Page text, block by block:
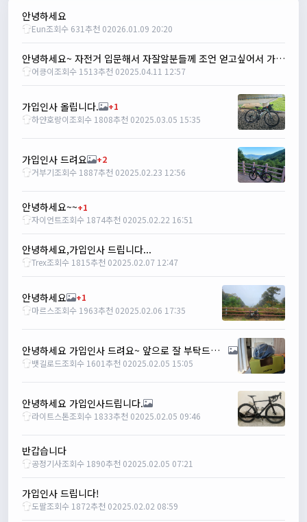
존명12:42:39
명신이13:35:29
안녕하세요
루나워커 20:37:55
좋네요. 이것저것 많이요
열심히타자21:12:34
설연휴인데 날씨가..ㅠㅠ
1/28/2025
명절 행복하게 보내세요~ !!
1/29/2025
2chun09:38:46
명절 잘 보내세요~!
12:33:45
2/1/2025
Leepi08:05:10
좌측 로고(메인 대문) 누르면 홈으로 이동할때 왼쪽으로 가서
눌러야 해서 불편하네요. 가운데에 있거나 빈공간을 눌러도
메인으로 이동하게 해주실수 있나요>?
2/3/2025
한번 확인해보겠습니다 :)
너무 추워요
2/10/2025
부두게이 BRBR09:54:20
잔차나라 화이팅!!
안녕하세요
Eun조회수 631추천 02026.01.09 20:20
안녕하세요~ 자전거 입문해서 자잘알분들께 조언 얻고싶어서 가입했습니다!
어킁이조회수 1513추천 02025.04.11 12:57
가입인사 올립니다.
+1
하얀호랑이조회수 1808추천 02025.03.05 15:35
가입인사 드려요
+2
거부기조회수 1887추천 02025.02.23 12:56
안녕하세요~~+1
자이언트조회수 1874추천 02025.02.22 16:51
안녕하세요,가입인사 드립니다...
Trex조회수 1815추천 02025.02.07 12:47
안녕하세요
+1
마르스조회수 1963추천 02025.02.06 17:35
안녕하세요 가입인사 드려요~ 앞으로 잘 부탁드립니다
뱃길로드조회수 1601추천 02025.02.05 15:05
안녕하세요 가입인사드립니다.
라이트스톤조회수 1833추천 02025.02.05 09:46
반갑습니다
공정기사조회수 1890추천 02025.02.05 07:21
가입인사 드립니다!
도팔조회수 1872추천 02025.02.02 08:59